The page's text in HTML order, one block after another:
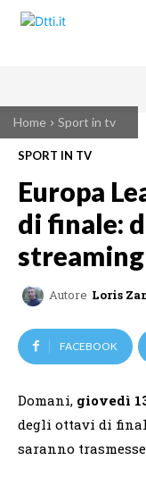
Home Sport in tv
SPORT IN TV
Europa
di finale:
streaming
Autore Loris
FACEBOOK
Domani, giovedì
degli ottavi di
saranno